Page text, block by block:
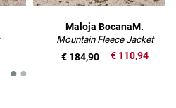
Maloja BocanaM.
Mountain Fleece Jacket
€ 110,94
€ 184,90